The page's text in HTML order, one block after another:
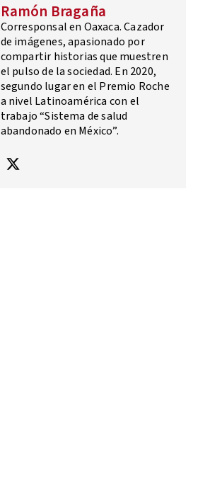
Ramón Bragaña
Corresponsal en Oaxaca. Cazador
de imágenes, apasionado por
compartir historias que muestren
el pulso de la sociedad. En 2020,
segundo lugar en el Premio Roche
a nivel Latinoamérica con el
trabajo “Sistema de salud
abandonado en México”.